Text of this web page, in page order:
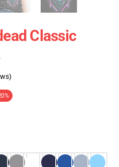
Classic